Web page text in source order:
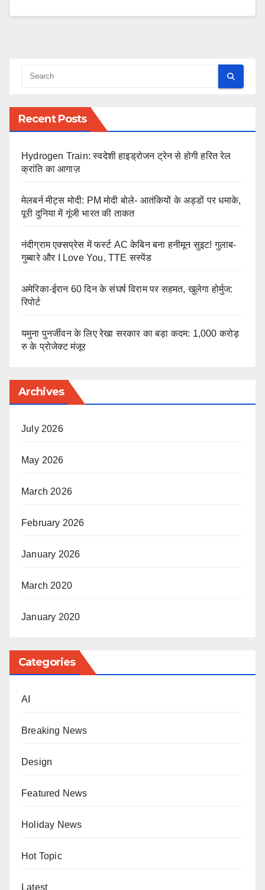
Recent Posts
Hydrogen Train: स्वदेशी हाइड्रोजन ट्रेन से होगी हरित रेल
क्रांति का आगाज़
मेलबर्न मीट्स मोदी: PM मोदी बोले- आतंकियों के अड्डों पर धमाके,
पूरी दुनिया में गूंजी भारत की ताकत
नंदीग्राम एक्सप्रेस में फर्स्ट AC केबिन बना हनीमून सुइट! गुलाब-
गुब्बारे और I Love You, TTE सस्पेंड
अमेरिका-ईरान 60 दिन के संघर्ष विराम पर सहमत, खुलेगा होर्मुज:
रिपोर्ट
यमुना पुनर्जीवन के लिए रेखा सरकार का बड़ा कदम: 1,000 करोड़
रु के प्रोजेक्ट मंजूर
Archives
July 2026
May 2026
March 2026
February 2026
January 2026
March 2020
January 2020
Categories
AI
Breaking News
Design
Featured News
Holiday News
Hot Topic
Latest